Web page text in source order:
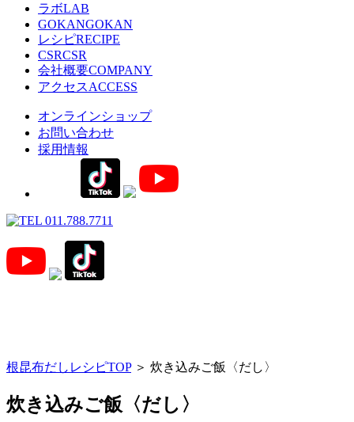
ラボLAB
GOKANGOKAN
レシピRECIPE
CSRCSR
会社概要COMPANY
アクセスACCESS
オンラインショップ
お問い合わせ
採用情報
根昆布だしレシピTOP＞ 炊き込みご飯〈だし〉
炊き込みご飯〈だし〉